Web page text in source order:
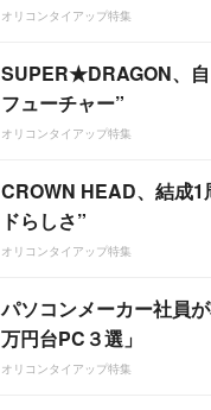
オリコンタイアップ特集
SUPER★DRAGON、自
フューチャー”
オリコンタイアップ特集
CROWN HEAD、結成1
ドらしさ”
オリコンタイアップ特集
パソコンメーカー社員
万円台PC３選」
オリコンタイアップ特集